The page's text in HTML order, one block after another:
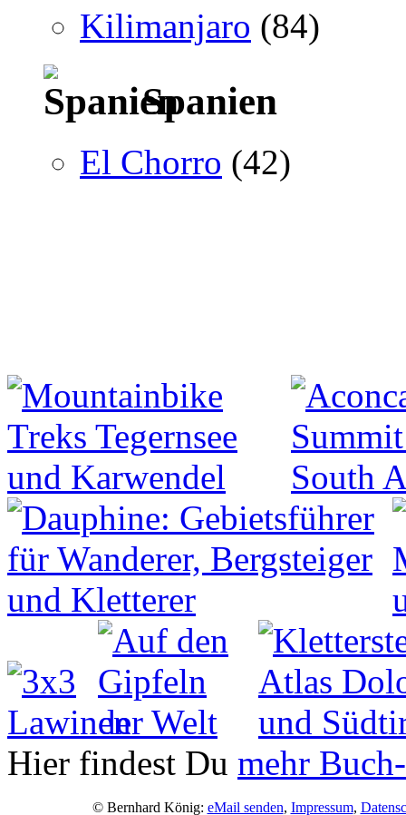
Kilimanjaro (84)
Spanien
El Chorro (42)
Hier findest Du mehr
© Bernhard König: eMail senden, Impressum,